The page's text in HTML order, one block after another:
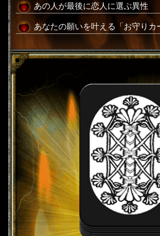
あの人が最後に恋人に選ぶ異性
あなたの願いを叶える「お守りカ